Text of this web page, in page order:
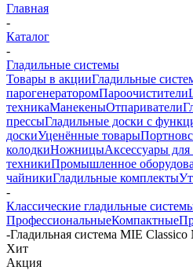
Главная
-
Каталог
-
Гладильные системы
Товары в акцииГладильные
парогенераторомПароочистители
техникаМанекеныОтпариватели
прессыГладильные доски с
доскиУценённые товары
колодкиНожницыАксессуары для
техникиПромышленное
чайникиГладильные комплекты
-
Классические гладильные
ПрофессиональныеКомпактные
-Гладильная система MIE Classico
Хит
Акция